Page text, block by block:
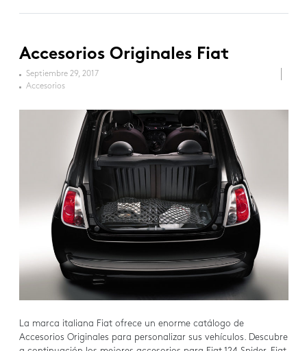
Accesorios Originales Fiat
Septiembre 29, 2017
Accesorios
La marca italiana Fiat ofrece un enorme catálogo de
Accesorios Originales para personalizar sus vehículos. Descubre